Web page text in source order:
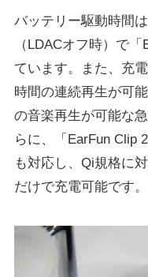
バッテリー駆動時間
（LDACオフ時）で
ています。また、充
時間の連続再生が可
の音楽再生が可能な
らに、「EarFun Clip
も対応し、Qi規格に
だけで充電可能です。